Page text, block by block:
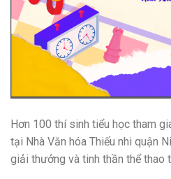
Hơn 100 thí sinh tiểu học tham
tại Nhà Văn hóa Thiếu nhi quận
giải thưởng và tinh thần thể thao